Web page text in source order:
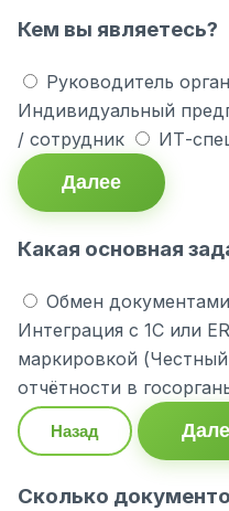
Кем вы являетесь?
Руководитель
Индивидуальный
/ сотрудник
ИТ-
Далее
Какая основная
Обмен
Интеграция с 1С или
маркировкой (Честный
отчётности в
Назад
Сколько